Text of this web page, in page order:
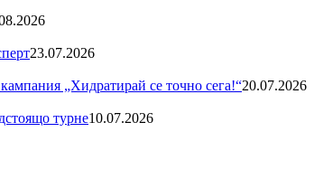
23.07.2026
„Хидратирай се точно сега!“20.07.2026
турне10.07.2026